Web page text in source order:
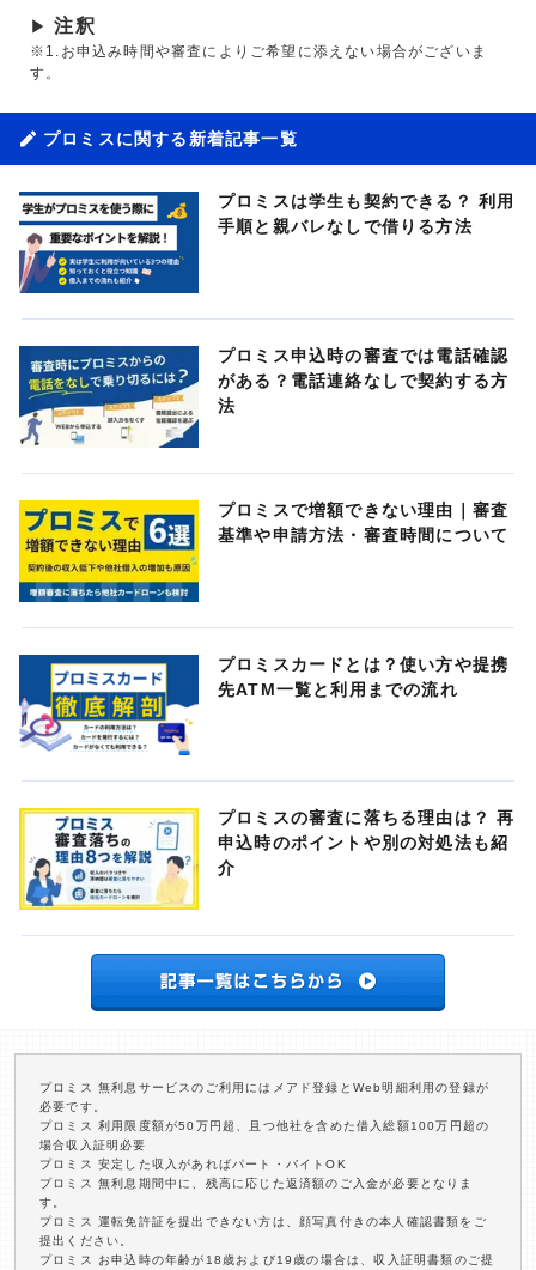
▶ 注釈
※1.お申込み時間や審査によりご希望に添えない場合がございま
す。
プロミスに関する新着記事一覧
プロミスは学生も契約できる？ 利用
手順と親バレなしで借りる方法
プロミス申込時の審査では電話確認
がある？電話連絡なしで契約する方
法
プロミスで増額できない理由｜審査
基準や申請方法・審査時間について
プロミスカードとは？使い方や提携
先ATM一覧と利用までの流れ
プロミスの審査に落ちる理由は？ 再
申込時のポイントや別の対処法も紹
介
プロミス 無利息サービスのご利用にはメアド登録とWeb明細利用の登録が
必要です。
プロミス 利用限度額が50万円超、且つ他社を含めた借入総額100万円超の
場合収入証明必要
プロミス 安定した収入があればパート・バイトOK
プロミス 無利息期間中に、残高に応じた返済額のご入金が必要となりま
す。
プロミス 運転免許証を提出できない方は、顔写真付きの本人確認書類をご
提出ください。
プロミス お申込時の年齢が18歳および19歳の場合は、収入証明書類のご提